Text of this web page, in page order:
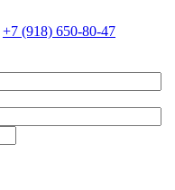
+7 (918) 650-80-47